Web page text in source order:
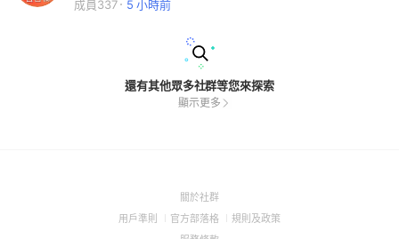
成員337
5 小時前
還有其他眾多社群等您來探索
顯示更多
關於社群(Open
用戶準則
(Open
官方部落格
(Open
規則及政策(Open